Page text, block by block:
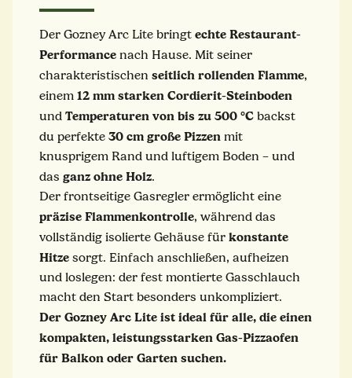
Der Gozney Arc Lite bringt echte Restaurant-
Performance nach Hause. Mit seiner
charakteristischen seitlich rollenden Flamme,
einem 12 mm starken Cordierit-Steinboden
und Temperaturen von bis zu 500 °C backst
du perfekte 30 cm große Pizzen mit
knusprigem Rand und luftigem Boden – und
das ganz ohne Holz.
Der frontseitige Gasregler ermöglicht eine
präzise Flammenkontrolle, während das
vollständig isolierte Gehäuse für konstante
Hitze sorgt. Einfach anschließen, aufheizen
und loslegen: der fest montierte Gasschlauch
macht den Start besonders unkompliziert.
Der Gozney Arc Lite ist ideal für alle, die einen
kompakten, leistungsstarken Gas-Pizzaofen
für Balkon oder Garten suchen.